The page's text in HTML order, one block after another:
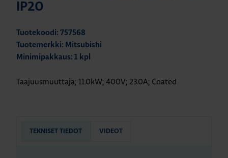
IP20
Tuotekoodi: 757568
Tuotemerkki: Mitsubishi
Minimipakkaus: 1 kpl
Taajuusmuuttaja; 11.0kW; 400V; 23.0A; Coated
TEKNISET TIEDOT VIDEOT